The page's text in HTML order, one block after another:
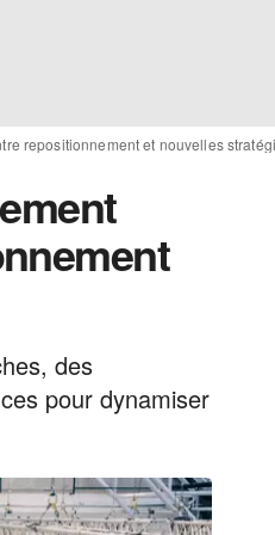
repositionnement et nouvelles
des
pour dynamiser